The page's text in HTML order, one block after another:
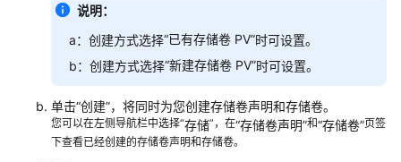
文
存
储
（SFS
Turbo）
极
说明：
a：创建方式选择“已有存储卷 PV”时可设置。
b：创建方式选择“新建存储卷 PV”时可设置。
单击“创建”，将同时为您创建存储卷声明和存储卷。
您可以在左侧导航栏中选择“存储”，在“存储卷声明”和“存储卷”页签
下查看已经创建的存储卷声明和存储卷。